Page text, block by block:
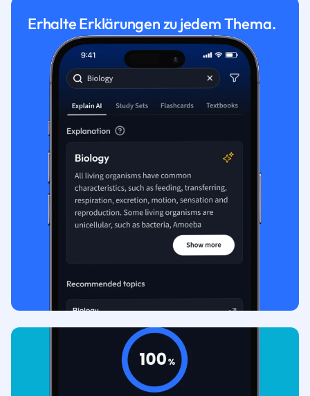
Erhalte Erklärungen zu jedem Thema.